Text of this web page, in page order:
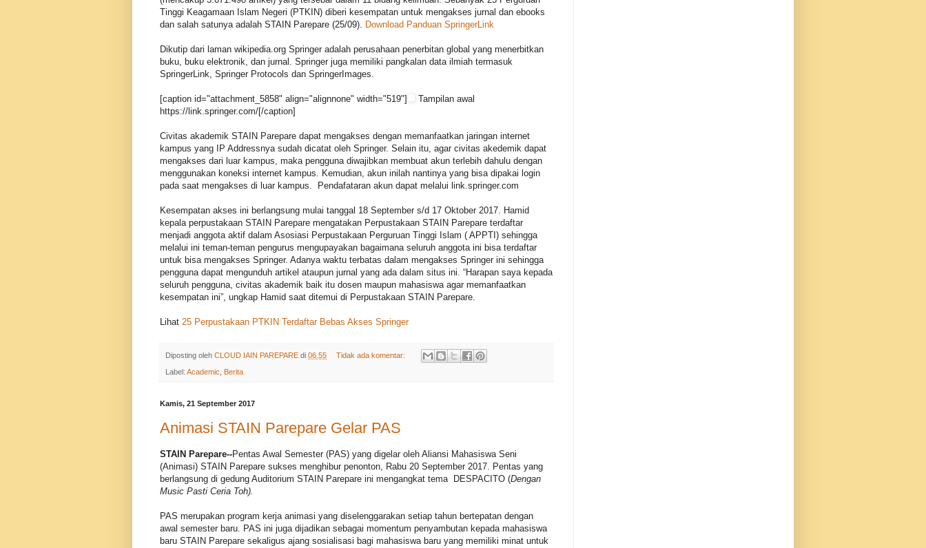
Tinggi Keagamaan Islam Negeri (PTKIN) diberi kesempatan untuk mengakses jurnal dan ebooks
dan salah satunya adalah STAIN Parepare (25/09).
Download Panduan SpringerLink
Dikutip dari laman wikipedia.org Springer adalah perusahaan penerbitan global yang menerbitkan
buku, buku elektronik, dan jurnal. Springer juga memiliki pangkalan data ilmiah termasuk
SpringerLink, Springer Protocols dan SpringerImages.
[caption id="attachment_5858" align="alignnone" width="519"]
Tampilan awal
https://link.springer.com/[/caption]
Civitas akademik STAIN Parepare dapat mengakses dengan memanfaatkan jaringan internet
kampus yang IP Addressnya sudah dicatat oleh Springer. Selain itu, agar civitas akedemik dapat
mengakses dari luar kampus, maka pengguna diwajibkan membuat akun terlebih dahulu dengan
menggunakan koneksi internet kampus. Kemudian, akun inilah nantinya yang bisa dipakai login
pada saat mengakses di luar kampus. Pendafataran akun dapat melalui link.springer.com
Kesempatan akses ini berlangsung mulai tanggal 18 September s/d 17 Oktober 2017. Hamid
kepala perpustakaan STAIN Parepare mengatakan Perpustakaan STAIN Parepare terdaftar
menjadi anggota aktif dalam Asosiasi Perpustakaan Perguruan Tinggi Islam ( APPTI) sehingga
melalui ini teman-teman pengurus mengupayakan bagaimana seluruh anggota ini bisa terdaftar
untuk bisa mengakses Springer. Adanya waktu terbatas dalam mengakses Springer ini sehingga
pengguna dapat mengunduh artikel ataupun jurnal yang ada dalam situs ini. “Harapan saya kepada
seluruh pengguna, civitas akademik baik itu dosen maupun mahasiswa agar memanfaatkan
kesempatan ini”, ungkap Hamid saat ditemui di Perpustakaan STAIN Parepare.
Lihat 25 Perpustakaan PTKIN Terdaftar Bebas Akses Springer
Diposting oleh CLOUD IAIN PAREPARE di 06.55 Tidak ada komentar:
Label: Academic Berita
Kamis, 21 September 2017
Animasi STAIN Parepare Gelar PAS
STAIN Parepare--Pentas Awal Semester (PAS) yang digelar oleh Aliansi Mahasiswa Seni
(Animasi) STAIN Parepare sukses menghibur penonton, Rabu 20 September 2017. Pentas yang
berlangsung di gedung Auditorium STAIN Parepare ini mengangkat tema DESPACITO (Dengan
Music Pasti Ceria Toh).
PAS merupakan program kerja animasi yang diselenggarakan setiap tahun bertepatan dengan
awal semester baru. PAS ini juga dijadikan sebagai momentum penyambutan kepada mahasiswa
baru STAIN Parepare sekaligus ajang sosialisasi bagi mahasiswa baru yang memiliki minat untuk